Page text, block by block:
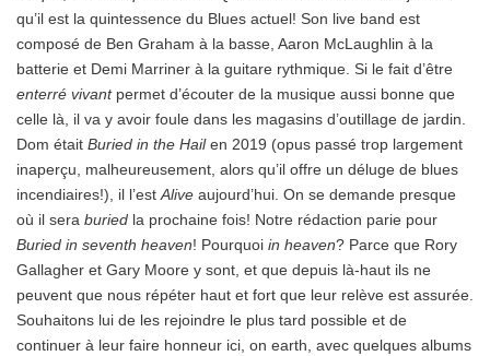
qu’il est la quintessence du Blues actuel! Son live band est
composé de Ben Graham à la basse, Aaron McLaughlin à la
batterie et Demi Marriner à la guitare rythmique. Si le fait d’être
enterré vivantpermet d’écouter de la musique aussi bonne que
celle là, il va y avoir foule dans les magasins d’outillage de jardin.
Dom était Buried in the Hailen 2019 (opus passé trop largement
inaperçu, malheureusement, alors qu’il offre un déluge de blues
incendiaires!), il l’est Alive aujourd’hui. On se demande presque
où il sera buried la prochaine fois! Notre rédaction parie pour
Buried in seventh heaven! Pourquoi in heaven? Parce que Rory
Gallagher et Gary Moore y sont, et que depuis là-haut ils ne
peuvent que nous répéter haut et fort que leur relève est assurée.
Souhaitons lui de les rejoindre le plus tard possible et de
continuer à leur faire honneur ici, on earth, avec quelques albums